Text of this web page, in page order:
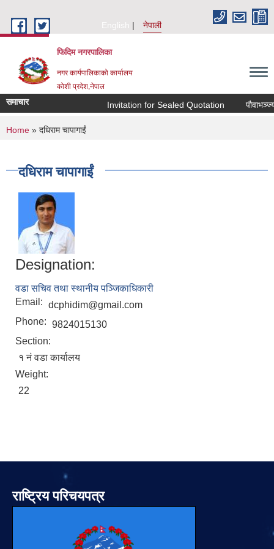
English
नेपाली
फिदिम नगरपालिका
नगर कार्यपालिकाको कार्यालय
कोशी प्रदेश,नेपाल
समाचार Invitation for Sealed Quotation
You are here
Home » दधिराम चापागाईं
दधिराम चापागाईं
Designation:
वडा सचिव तथा स्थानीय पञ्जिकाधिकारी
Email: dcphidim@gmail.com
Phone: 9824015130
Section:
१ नं वडा कार्यालय
Weight:
22
राष्ट्रिय परिचयपत्र